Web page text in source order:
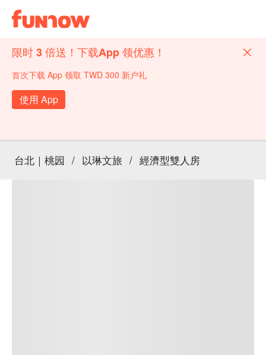
限时 3 倍送！下载App 领优惠！
首次下载 App 领取 TWD 300 新户礼
使用 App
台北｜桃园 / 以琳文旅 / 經濟型雙人房